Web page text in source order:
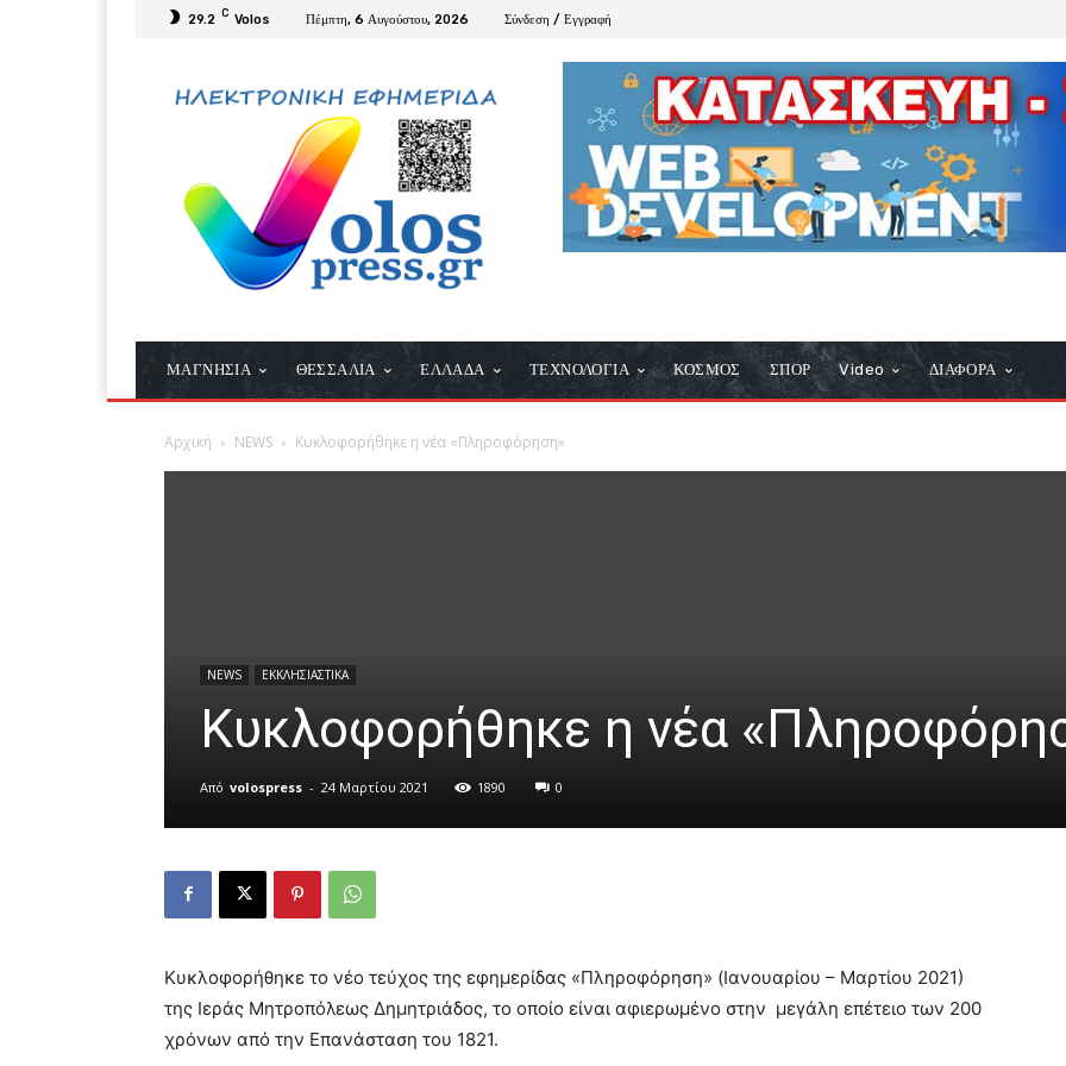
29.2 C Volos Πέμπτη, 6 Αυγούστου, 2026 Σύνδεση / Εγγραφή
ΜΑΓΝΗΣΙΑ ΘΕΣΣΑΛΙΑ ΕΛΛΑΔΑ ΤΕΧΝΟΛΟΓΙΑ ΚΟΣΜΟΣ ΣΠΟΡ Video ΔΙΑΦΟΡΑ
Αρχική NEWS Κυκλοφορήθηκε η νέα «Πληροφόρηση»
NEWS ΕΚΚΛΗΣΙΑΣΤΙΚΑ
Κυκλοφορήθηκε η νέα
Από volospress - 24 Μαρτίου 2021 1890 0
Κυκλοφορήθηκε το νέο τεύχος της εφημερίδας «Πληροφόρηση» (Ιανουαρίου – Μαρτίου 2021)
της Ιεράς Μητροπόλεως Δημητριάδος, το οποίο είναι αφιερωμένο στην μεγάλη επέτειο των 200
χρόνων από την Επανάσταση του 1821.